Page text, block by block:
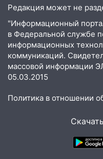
09:50
В
застрял в
09:44
юному
Чернышевского
08:21 В
Четыре
Редакция может не
"Информационный
в Федеральной службе
информационных
коммуникаций.
массовой информации
05.03.2015
Политика в отношении